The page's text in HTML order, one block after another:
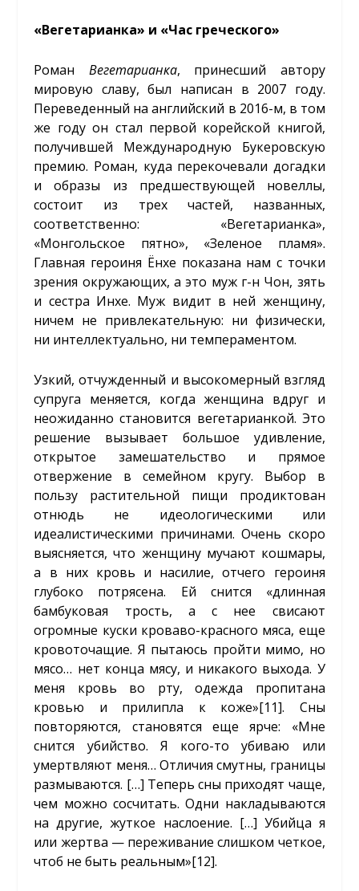
«Вегетарианка» и «Час греческого»
Роман Вегетарианка, принесший автору
мировую славу, был написан в 2007 году.
Переведенный на английский в 2016-м, в том
же году он стал первой корейской книгой,
получившей Международную Букеровскую
премию. Роман, куда перекочевали догадки
и образы из предшествующей новеллы,
состоит из трех частей, названных,
соответственно: «Вегетарианка»,
«Монгольское пятно», «Зеленое пламя».
Главная героиня Ёнхе показана нам с точки
зрения окружающих, а это муж г-н Чон, зять
и сестра Инхе. Муж видит в ней женщину,
ничем не привлекательную: ни физически,
ни интеллектуально, ни темпераментом.
Узкий, отчужденный и высокомерный взгляд
супруга меняется, когда женщина вдруг и
неожиданно становится вегетарианкой. Это
решение вызывает большое удивление,
открытое замешательство и прямое
отвержение в семейном кругу. Выбор в
пользу растительной пищи продиктован
отнюдь не идеологическими или
идеалистическими причинами. Очень скоро
выясняется, что женщину мучают кошмары,
а в них кровь и насилие, отчего героиня
глубоко потрясена. Ей снится «длинная
бамбуковая трость, а с нее свисают
огромные куски кроваво-красного мяса, еще
кровоточащие. Я пытаюсь пройти мимо, но
мясо… нет конца мясу, и никакого выхода. У
меня кровь во рту, одежда пропитана
кровью и прилипла к коже»[11]. Сны
повторяются, становятся еще ярче: «Мне
снится убийство. Я кого-то убиваю или
умертвляют меня… Отличия смутны, границы
размываются. […] Теперь сны приходят чаще,
чем можно сосчитать. Одни накладываются
на другие, жуткое наслоение. […] Убийца я
или жертва — переживание слишком четкое,
чтоб не быть реальным»[12].